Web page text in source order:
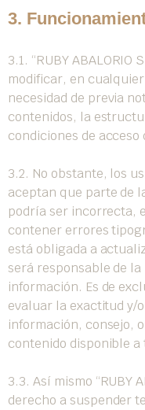
3.
3.1. “RUBY
modificar, en
necesidad de previa
contenidos, la
condiciones de acceso
3.2. No obstante, los
aceptan que parte de
podría ser incorrecta,
contener errores
está obligada a
será responsable de
información. Es de
evaluar la exactitud y/
información, consejo,
contenido disponible a
3.3. Así mismo “RUBY
derecho a suspender